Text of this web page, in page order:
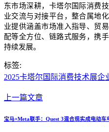
东市场深耕，卡塔尔国际消费
业交流与对接平台，整合属地
业提供涵盖市场准入指导、贸
配等全方位、链路式服务，携
持续发展。
标签:
2025卡塔尔国际消费技术展企
上一篇文章
宝马×Meta联手：Quest 3混合现实成电动车